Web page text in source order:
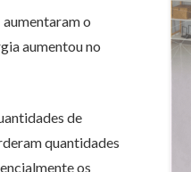
o
aumentou no
de
quantidades
os